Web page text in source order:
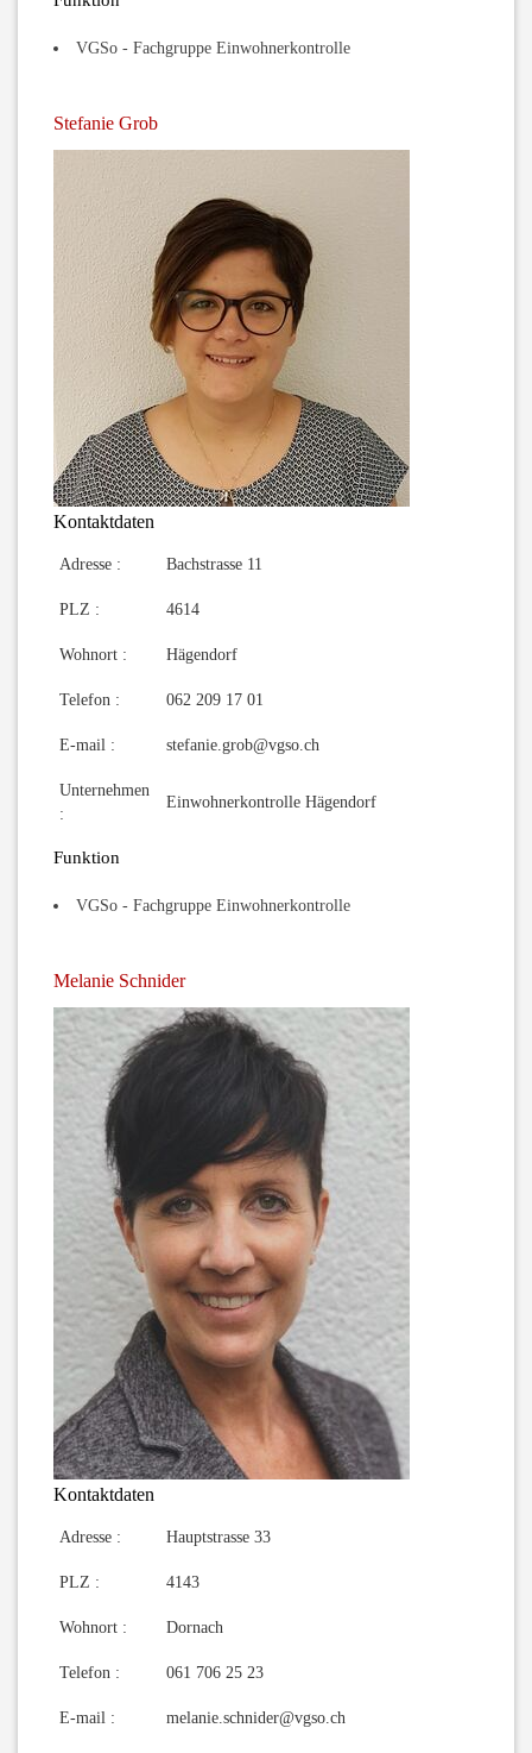
VGSo - Fachgruppe Einwohnerkontrolle
Stefanie Grob
Kontaktdaten
Adresse : Bachstrasse 11
PLZ : 4614
Wohnort : Hägendorf
Telefon : 062 209 17 01
E-mail : stefanie.grob@vgso.ch
Unternehmen
:
Einwohnerkontrolle Hägendorf
Funktion
VGSo - Fachgruppe Einwohnerkontrolle
Melanie Schnider
Kontaktdaten
Adresse : Hauptstrasse 33
PLZ : 4143
Wohnort : Dornach
Telefon : 061 706 25 23
E-mail : melanie.schnider@vgso.ch